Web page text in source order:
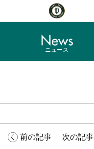
News
ニュース
前の記事 次の記事